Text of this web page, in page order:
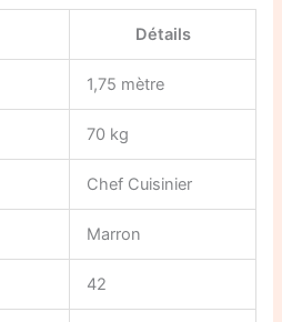
Détails
1,75 mètre
70 kg
Chef Cuisinier
Marron
42